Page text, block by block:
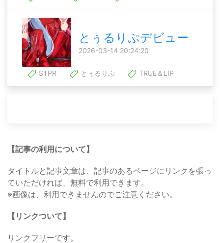
とぅるりぷデビュー
2026-03-14 20:24:20
STPR とぅるりぷ TRUE＆LIP
【記事の利用について】
タイトルと記事文章は、記事のあるページにリンクを張っ
ていただければ、無料で利用できます。
※画像は、利用できませんのでご注意ください。
【リンクついて】
リンクフリーです。